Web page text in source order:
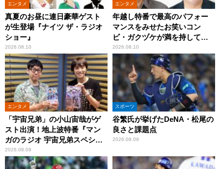
エンタメ
真夏のお昼に連日豪華ゲスト
が生登場『ナイツ ザ・ラジオ
ショー』
2026.08.10
エンタメ
年越し特番で最高のパフォー
マンスをみせたお笑いコン
ビ・ガクヅケが満を持して
『オールナイトニッポン
0(ZERO)』に登場！
2026.08.10
エンタメ
「宇宙兄弟」の小山宙哉がゲ
スト出演！地上波特番『マン
ガのラジオ 宇宙兄弟スペシャ
ル 』
2026.08.09
スポーツ
谷繁氏が挙げたDeNA・松尾の
良さと課題点
2026.08.09